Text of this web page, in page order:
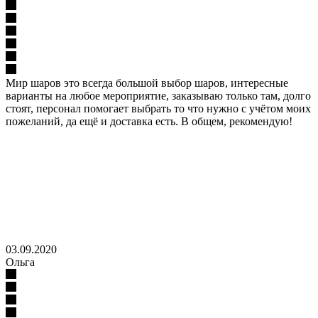
Мир шаров это всегда большой выбор шаров, интересные
варианты на любое мероприятие, заказываю только там, долго
стоят, персонал помогает выбрать то что нужно с учётом моих
пожеланий, да ещё и доставка есть. В общем, рекомендую!
03.09.2020
Ольга